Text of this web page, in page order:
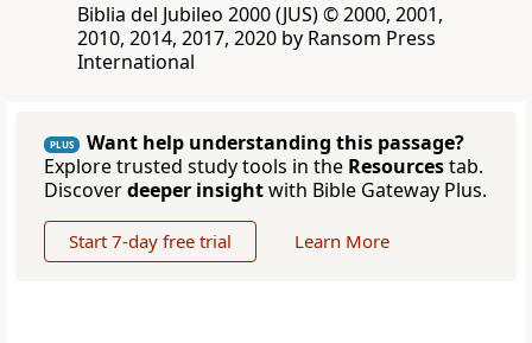
Biblia del Jubileo 2000 (JUS) © 2000, 2001,
2010, 2014, 2017, 2020 by Ransom Press
International
PLUS
Want help understanding this passage?
Explore trusted study tools in the Resourcestab.
Discoverdeeper insightwith Bible Gateway Plus.
Start 7-day free trial Learn More